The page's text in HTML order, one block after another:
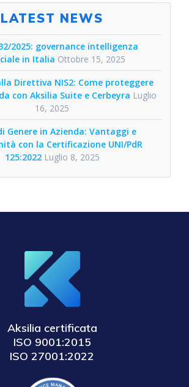
LATEST NEWS
2025: governance intelligenza
in Italia Ottobre 15, 2025
Direttiva NIS2: Come proteggere
con Aksilia Suite e Cerbeyra Luglio
16, 2025
Genere in Azienda: Vantaggi e
con la Certificazione UNI/PdR
125:2022 Luglio 8, 2025
Aksilia certificata
ISO 9001:2015
ISO 27001:2022